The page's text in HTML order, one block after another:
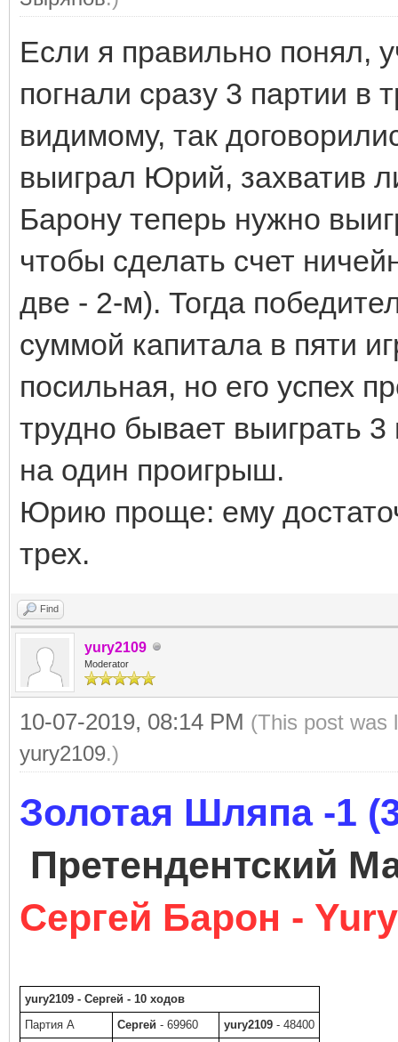
Если я правильно понял,
погнали сразу 3 партии в
видимому, так
выиграл Юрий, захватив
Барону теперь нужно
чтобы сделать счет
две - 2-м). Тогда
суммой капитала в пяти
посильная, но его успех
трудно бывает выиграть
на один проигрыш.
Юрию проще: ему
трех.
Find
yury2109
Moderator
10-07-2019, 08:14 PM (This post was
yury2109.)
Золотая Шляпа -1
Претендентский
Сергей Барон -
yury2109 - Сергей - 10 ходов
Партия A
Сергей - 69960 yury2109 - 48400